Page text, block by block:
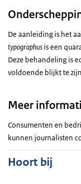
De aanleiding is het
typographus is een
Deze behandeling is
voldoende blijkt te
Meer
Consumenten en
kunnen journalisten
Hoort bij